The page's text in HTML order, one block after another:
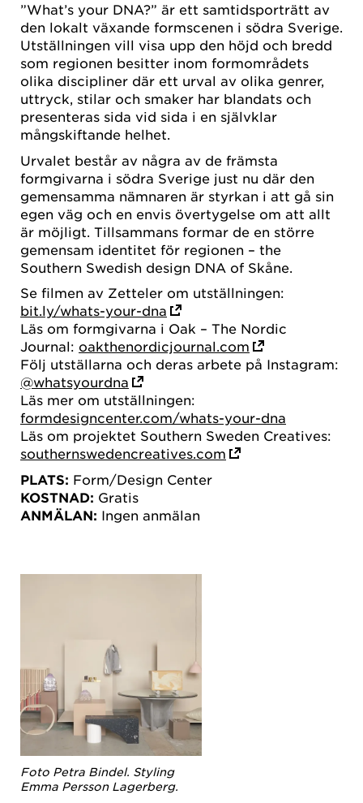
”What’s your DNA?” är ett samtidsporträtt av
den lokalt växande formscenen i södra Sverige.
Utställningen vill visa upp den höjd och bredd
som regionen besitter inom formområdets
olika discipliner där ett urval av olika genrer,
uttryck, stilar och smaker har blandats och
presenteras sida vid sida i en självklar
mångskiftande helhet.
Urvalet består av några av de främsta
formgivarna i södra Sverige just nu där den
gemensamma nämnaren är styrkan i att gå sin
egen väg och en envis övertygelse om att allt
är möjligt. Tillsammans formar de en större
gemensam identitet för regionen – the
Southern Swedish design DNA of Skåne.
Se filmen av Zetteler om utställningen:
bit.ly/whats-your-dna
Läs om formgivarna i Oak – The Nordic
Journal: oakthenordicjournal.com
Följ utställarna och deras arbete på Instagram:
@whatsyourdna
Läs mer om utställningen:
formdesigncenter.com/whats-your-dna
Läs om projektet Southern Sweden Creatives:
southernswedencreatives.com
PLATS: Form/Design Center
KOSTNAD: Gratis
ANMÄLAN: Ingen anmälan
Foto Petra Bindel. Styling
Emma Persson Lagerberg.